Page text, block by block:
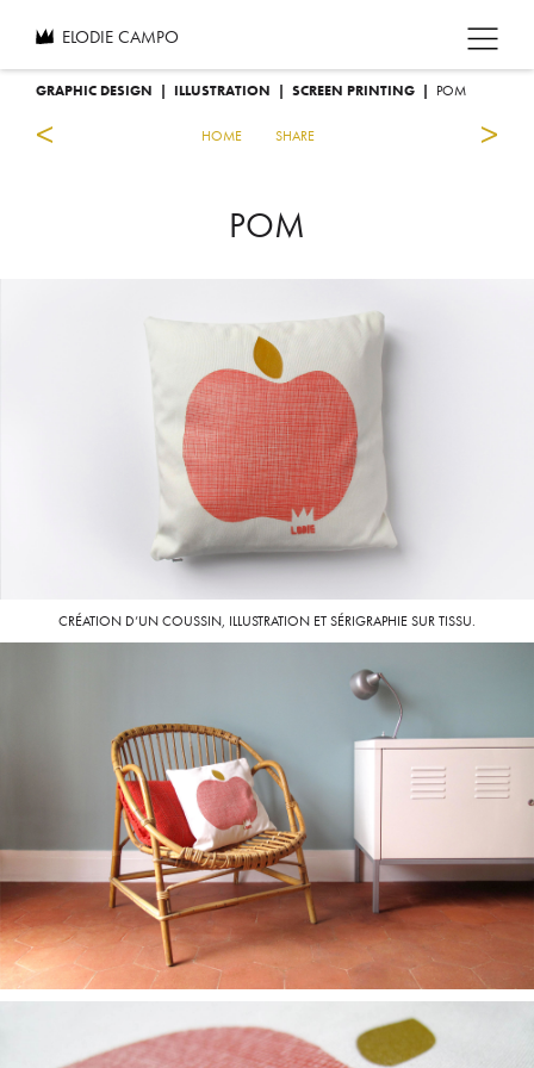
ELODIE CAMPO
GRAPHIC DESIGN | ILLUSTRATION | SCREEN PRINTING | POM
HOME
< SHARE
>
POM
CRÉATION D’UN COUSSIN, ILLUSTRATION ET SÉRIGRAPHIE SUR TISSU.